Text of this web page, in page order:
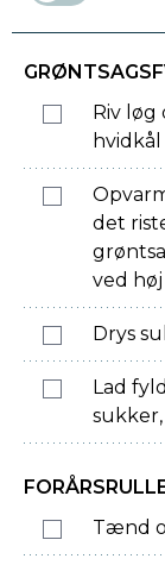
Riv
det
ved
Drys
Lad
Tænd